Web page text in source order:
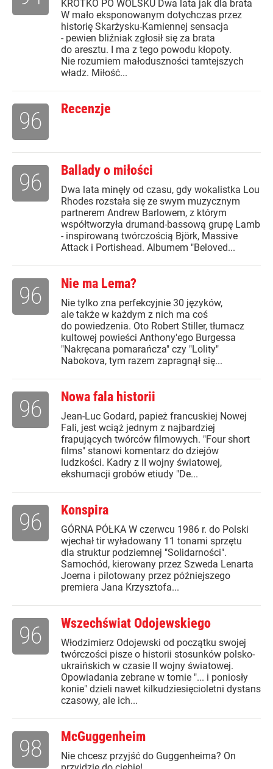
KRÓTKO PO WOLSKU Dwa lata jak dla brata
W mało eksponowanym dotychczas przez
historię Skarżysku-Kamiennej sensacja
- pewien bliźniak zgłosił się za brata
do aresztu. I ma z tego powodu kłopoty.
Nie rozumiem małoduszności tamtejszych
władz. Miłość...
Recenzje
96
Ballady o miłości
Dwa lata minęły od czasu, gdy wokalistka Lou
Rhodes rozstała się ze swym muzycznym
partnerem Andrew Barlowem, z którym
współtworzyła drumand-bassową grupę Lamb
- inspirowaną twórczością Björk, Massive
Attack i Portishead. Albumem "Beloved...
96
Nie ma Lema?
Nie tylko zna perfekcyjnie 30 języków,
ale także w każdym z nich ma coś
do powiedzenia. Oto Robert Stiller, tłumacz
kultowej powieści Anthony'ego Burgessa
"Nakręcana pomarańcza" czy "Lolity"
Nabokova, tym razem zapragnął się...
96
Nowa fala historii
Jean-Luc Godard, papież francuskiej Nowej
Fali, jest wciąż jednym z najbardziej
frapujących twórców filmowych. "Four short
films" stanowi komentarz do dziejów
ludzkości. Kadry z II wojny światowej,
ekshumacji grobów etiudy "De...
96
Konspira
GÓRNA PÓŁKA W czerwcu 1986 r. do Polski
wjechał tir wyładowany 11 tonami sprzętu
dla struktur podziemnej "Solidarności".
Samochód, kierowany przez Szweda Lenarta
Joerna i pilotowany przez późniejszego
premiera Jana Krzysztofa...
96
Wszechświat Odojewskiego
Włodzimierz Odojewski od początku swojej
twórczości pisze o historii stosunków polsko-
ukraińskich w czasie II wojny światowej.
Opowiadania zebrane w tomie "... i poniosły
konie" dzieli nawet kilkudziesięcioletni dystans
czasowy, ale ich...
96
McGuggenheim
Nie chcesz przyjść do Guggenheima? On
98